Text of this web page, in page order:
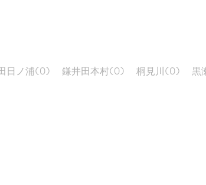
日ノ浦(0) 鎌井田本村(0) 桐見川 (0) 黒